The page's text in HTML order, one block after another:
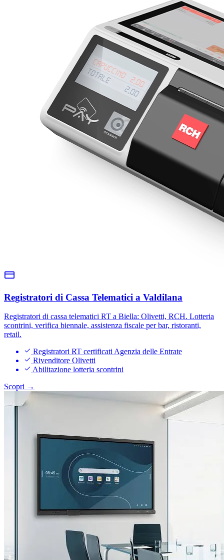
Registratori di Cassa Telematici a Valdilana
Registratori di cassa telematici RT a Biella: Olivetti, RCH. Lotteria
scontrini, verifica biennale, assistenza fiscale per bar, ristoranti,
retail.
Registratori RT certificati Agenzia delle Entrate
Rivenditore Olivetti
Abilitazione lotteria scontrini
Scopri →